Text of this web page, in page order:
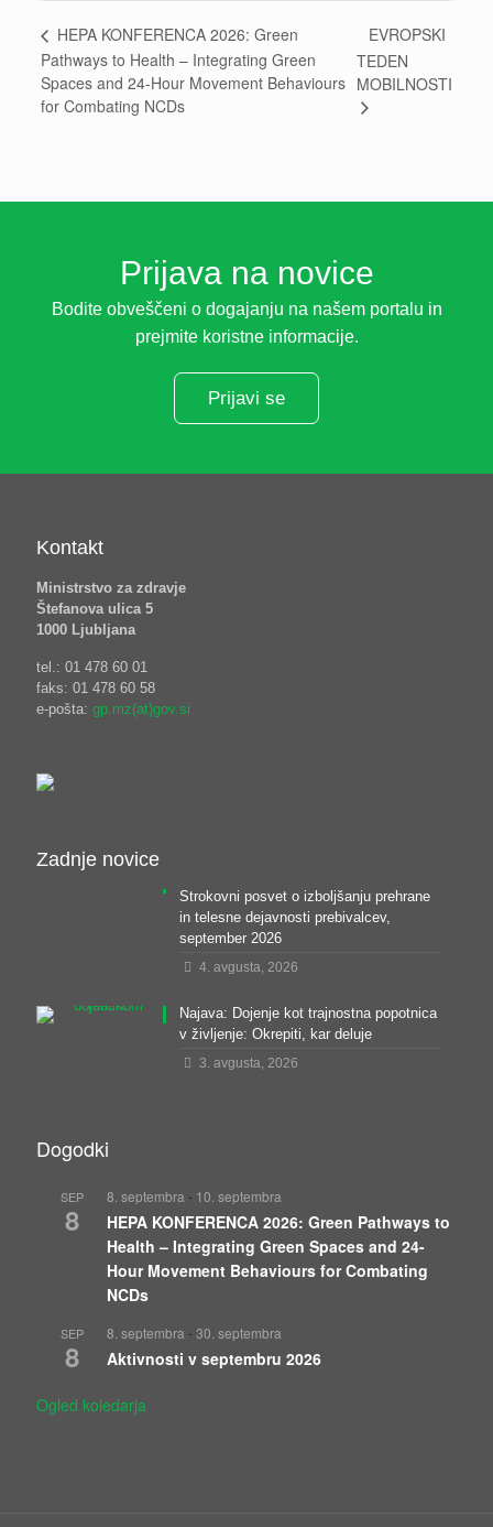
HEPA KONFERENCA 2026: Green
Pathways to Health – Integrating Green
Spaces and 24-Hour Movement Behaviours
for Combating NCDs
EVROPSKI
TEDEN
MOBILNOSTI
Prijava na novice
Bodite obveščeni o dogajanju na našem portalu in
prejmite koristne informacije.
Prijavi se
Kontakt
Ministrstvo za zdravje
Štefanova ulica 5
1000 Ljubljana
tel.: 01 478 60 01
faks: 01 478 60 58
e-pošta: gp.mz(at)gov.si
Zadnje novice
Strokovni posvet o izboljšanju prehrane
in telesne dejavnosti prebivalcev,
september 2026
4. avgusta, 2026
Najava: Dojenje kot trajnostna popotnica
v življenje: Okrepiti, kar deluje
3. avgusta, 2026
Dogodki
SEP
8
8. septembra - 10. septembra
HEPA KONFERENCA 2026: Green Pathways to
Health – Integrating Green Spaces and 24-
Hour Movement Behaviours for Combating
NCDs
SEP
8
8. septembra - 30. septembra
Aktivnosti v septembru 2026
Ogled koledarja